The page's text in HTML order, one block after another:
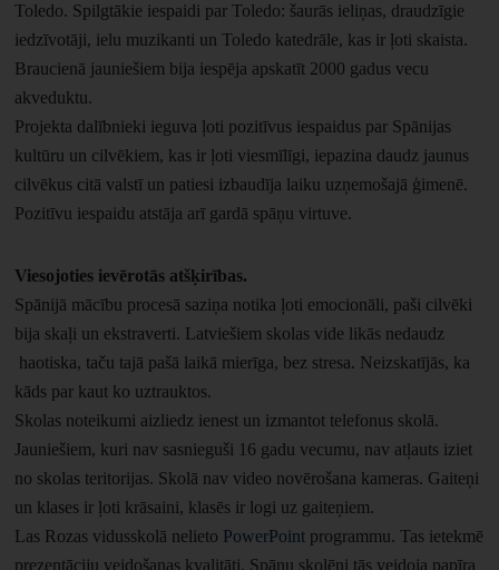
Toledo. Spilgtākie iespaidi par Toledo: šaurās ieliņas, draudzīgie
iedzīvotāji, ielu muzikanti un Toledo katedrāle, kas ir ļoti skaista.
Braucienā jauniešiem bija iespēja apskatīt 2000 gadus vecu
akveduktu.
Projekta dalībnieki ieguva ļoti pozitīvus iespaidus par Spānijas
kultūru un cilvēkiem, kas ir ļoti viesmīlīgi, iepazina daudz jaunus
cilvēkus citā valstī un patiesi izbaudīja laiku uzņemošajā ģimenē.
Pozitīvu iespaidu atstāja arī gardā spāņu virtuve.
Viesojoties ievērotās atšķirības.
Spānijā mācību procesā saziņa notika ļoti emocionāli, paši cilvēki
bija skaļi un ekstraverti. Latviešiem skolas vide likās nedaudz
haotiska, taču tajā pašā laikā mierīga, bez stresa. Neizskatījās, ka
kāds par kaut ko uztrauktos.
Skolas noteikumi aizliedz ienest un izmantot telefonus skolā.
Jauniešiem, kuri nav sasnieguši 16 gadu vecumu, nav atļauts iziet
no skolas teritorijas. Skolā nav video novērošana kameras. Gaiteņi
un klases ir ļoti krāsaini, klasēs ir logi uz gaiteņiem.
Las Rozas vidusskolā nelieto PowerPoint programmu. Tas ietekmē
prezentāciju veidošanas kvalitāti. Spāņu skolēni tās veidoja papīra